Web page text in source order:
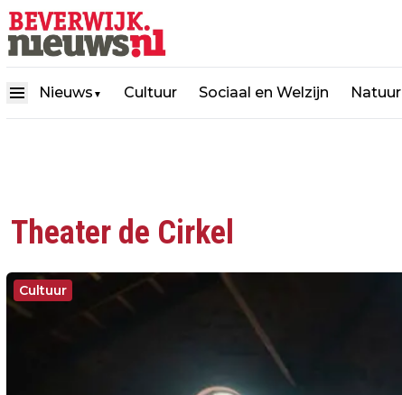
Nieuws ▼ Cultuur Sociaal en Welzijn Natuur
Theater de Cirkel
Cultuur